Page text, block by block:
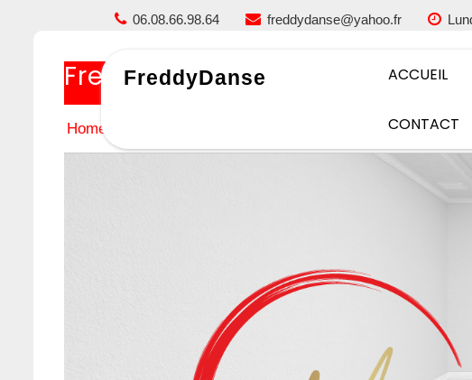
06.08.66.98.64 freddydanse@yahoo.fr
FreddyDanse ACCUEIL
CONTACT
Freddy Danse
Home